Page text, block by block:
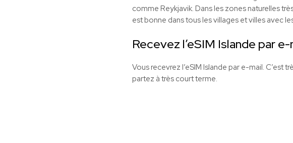
comme Reykjavik. Dans les zones naturelles
est bonne dans tous les villages et villes avec
Recevez l’eSIM Islande par e-
Vous recevrez l’eSIM Islande par e-mail. C’est
partez à très court terme.